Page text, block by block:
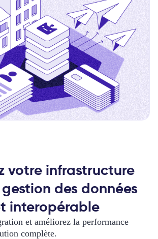
votre infrastructure
des données
interopérable
et améliorez la performance
complète.